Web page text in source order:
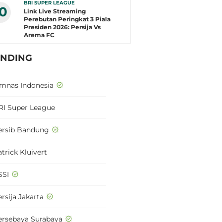
BRI SUPER LEAGUE
Link Live Streaming
Perebutan Peringkat 3 Piala
Presiden 2026: Persija Vs
Arema FC
Indonesia
Super League
Bandung
Kluivert
Jakarta
Surabaya